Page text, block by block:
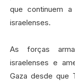
que continuem
israelenses.
As forças
israelenses e
Gaza desde que